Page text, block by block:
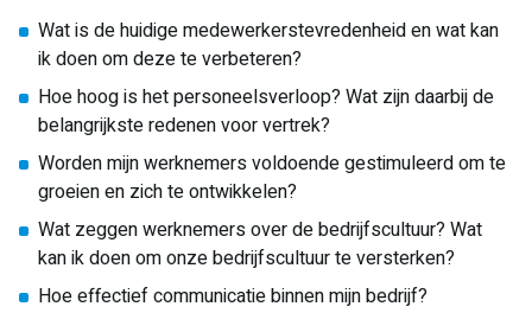
Wat is de huidige medewerkerstevredenheid en wat kan
ik doen om deze te verbeteren?
Hoe hoog is het personeelsverloop? Wat zijn daarbij de
belangrijkste redenen voor vertrek?
Worden mijn werknemers voldoende gestimuleerd om te
groeien en zich te ontwikkelen?
Wat zeggen werknemers over de bedrijfscultuur? Wat
kan ik doen om onze bedrijfscultuur te versterken?
Hoe effectief communicatie binnen mijn bedrijf?